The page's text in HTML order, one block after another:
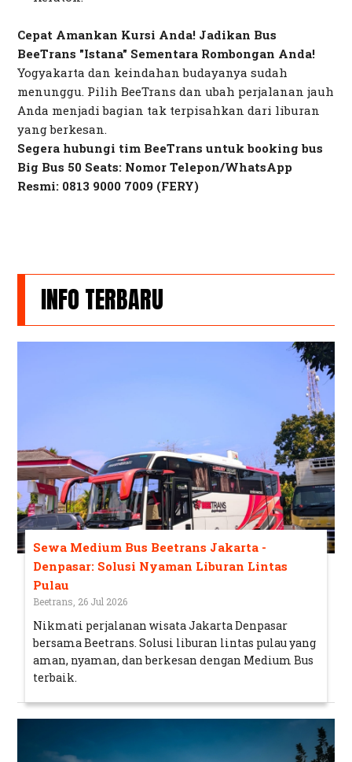
Cepat Amankan Kursi Anda! Jadikan Bus
BeeTrans "Istana" Sementara Rombongan Anda!
Yogyakarta dan keindahan budayanya sudah
menunggu. Pilih BeeTrans dan ubah perjalanan jauh
Anda menjadi bagian tak terpisahkan dari liburan
yang berkesan.
Segera hubungi tim BeeTrans untukbooking bus
Big Bus 50 Seats: Nomor Telepon/WhatsApp
Resmi: 0813 9000 7009 (FERY)
INFO TERBARU
Sewa Medium Bus Beetrans Jakarta -
Denpasar: Solusi Nyaman Liburan Lintas
Pulau
Beetrans, 26 Jul 2026
Nikmati perjalanan wisata Jakarta Denpasar
bersama Beetrans. Solusi liburan lintas pulau yang
aman, nyaman, dan berkesan dengan Medium Bus
terbaik.